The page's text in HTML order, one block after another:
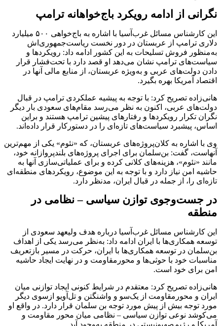
نگرانی از ادامه رویکرد باج‌خواهانه ترامپ
این کارشناس مسائل غرب‌آسیا با اشاره به باج‌خواهی ۵۰۰ میلیارد
دلاری ترامپ از عربستان در دور نخست ریاست‌جمهوری‌اش
به‌منظور فروش تسلیحات به این کشور ادامه داد: رویکردها و
سیاست‌های ترامپ نشان می‌دهد او قصد دارد با تحت‌فشار قرار
دادن دولت‌های عربی و به‌ویژه عربستان، از منابع مالی آنها در
اقتصاد آمریکا بهره بگیرد.
هانی‌زاده تصریح کرد: با توجه به پیشیه عملکردی ترامپ در قبال
دولت‌های عربی، اکنون به نظر می‌رسد مقام‌های سعودی بار دیگر
نگران تکرار رویکردها و رفتارهای پیشین ترامپ هستند و براین
اساس، پیشبرد سیاست‌های تازه‌ای را در دستورکار قرار داده‌اند.
وی با اشاره به کلان‌پروژه‌های عربستان، که «نئوم» یکی از مهم‌ترین
آنهاست، گفت: بن‌سلمان برای اجرای پروژه‌های بلندپروازانه خود،
مانند «نئوم»، هزینه‌های کلانی کرده و برای عملیاتی‌سازی آنها به
حاشیه امن نیاز دارد و با توجه به این موضوع، رویکردهای منطقه‌ای
تازه‌ای را، از جمله در قبال ایران، مدنظر دارد.
در جست‌وجوی توازن سیاسی – نظامی در
منطقه
این کارشناس مسائل غرب‌آسیا درباره هدف ولیعهد سعودی از
توسعه همکاری‌ها با ایران ادامه داد: به‌نظر می‌رسد یکی از اهداف
بن‌سلمان در توسعه همکاری‌ها با ایران، حرکت در مسیر بازتعریف
مناسبات خود با حوثی‌ها و محورمقاومت و در نهایت ایجاد حاشیه
امن برای خود است.
هانی‌زاده تصریح کرد: معتقدم در شرایط کنونی ایجاد توازنی میان
ایران و محورمقاومت از یک‌سو و واشنگتن و تل‌آویو ازسوی دیگر
مورد توجه بیش از پیش مورد توجه بن سلمان قرار دارد. در واقع او
می‌کوشد نوعی توازن سیاسی – نظامی میان محور مقاومت و
آمریکا و رژیم‌صهیونیستی در منطقه به‌وجود آید.